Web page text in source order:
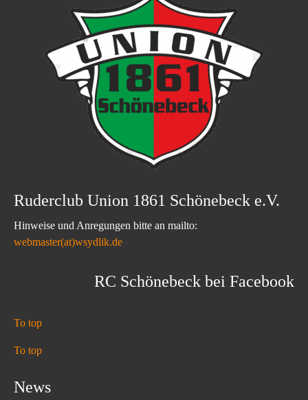
Ruderclub Union 1861 Schönebeck e.V.
Hinweise und Anregungen bitte an mailto:
webmaster(at)wsydlik.de
RC Schönebeck bei Facebook
To top
To top
News